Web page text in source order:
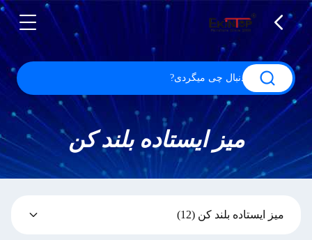
میز ایستاده بلند کن
میز ایستاده بلند کن (12)